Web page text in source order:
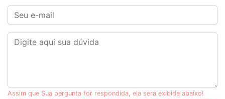
Assim que Sua pergunta for respondida, ela será exibida abaixo!